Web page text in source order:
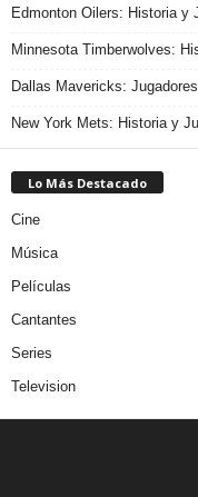
Edmonton Oilers: Historia y
Minnesota Timberwolves:
Dallas Mavericks:
New York Mets: Historia y
Lo Más Destacado
Cine
Música
Películas
Cantantes
Series
Television